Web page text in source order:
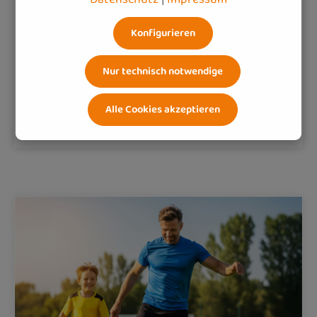
frischer Luft die Abwehr Ihres Kindes sanft stärken.
Plus: Wann kindgerechte Multinährstoffe sinnvoll
sind und wie Sie sich entspannt in Ihren Alltag
Weiterlesen
Nur technisch notwendige
Konfigurieren
Alle Cookies akzeptieren